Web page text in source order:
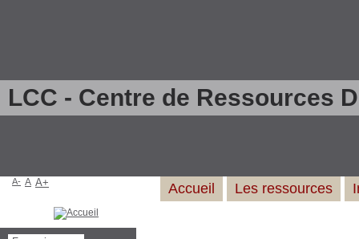
LCC - Centre de Ressources
Accueil Les ressources
A- A A+